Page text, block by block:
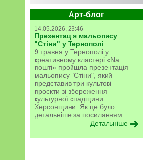
Арт-блог
14.05.2026, 23:46
Презентація мальопису
"Стіни" у Тернополі
9 травня у Тернополі у
креативному кластері «Na
пошті» пройшла презентація
мальопису "Стіни", який
представив три культові
проєкти зі збереження
культурної спадщини
Херсонщини. Як це було:
детальніше за посиланням.
Детальніше